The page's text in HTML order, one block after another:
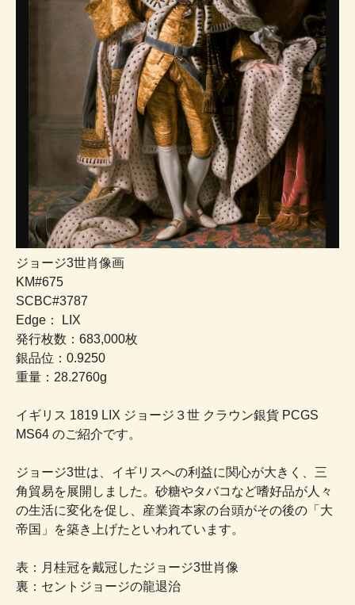
ジョージ3世肖像画
KM#675
SCBC#3787
Edge： LIX
発行枚数：683,000枚
銀品位：0.9250
重量：28.2760g
イギリス 1819 LIX ジョージ３世 クラウン銀貨 PCGS
MS64 のご紹介です。
ジョージ3世は、イギリスへの利益に関心が大きく、三
角貿易を展開しました。砂糖やタバコなど嗜好品が人々
の生活に変化を促し、産業資本家の台頭がその後の「大
帝国」を築き上げたといわれています。
表：月桂冠を戴冠したジョージ3世肖像
裏：セントジョージの龍退治